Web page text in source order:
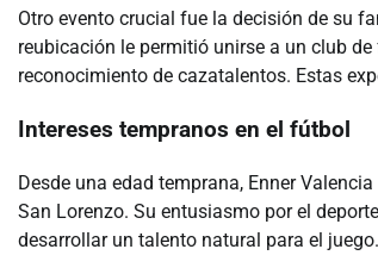
Otro evento crucial fue la decisión de su
reubicación le permitió unirse a un club
reconocimiento de cazatalentos. Estas
Intereses tempranos en el fútbol
Desde una edad temprana, Enner
San Lorenzo. Su entusiasmo por el
desarrollar un talento natural para el juego.